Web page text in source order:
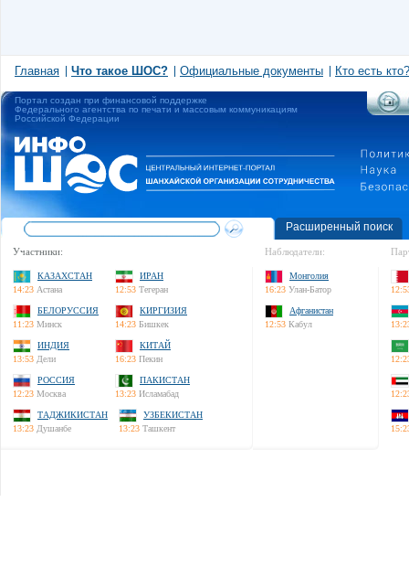
Главная Что такое ШОС? Официальные документы Кто есть кто?
Портал создан при финансовой поддержке
Федерального агентства по печати и массовым коммуникациям
Российской Федерации
Расширенный поиск
Участники:
КАЗАХСТАН
14:23 Астана
ИРАН
12:53 Тегеран
БЕЛОРУССИЯ
11:23 Минск
КИРГИЗИЯ
14:23 Бишкек
ИНДИЯ
13:53 Дели
КИТАЙ
16:23 Пекин
РОССИЯ
12:23 Москва
ПАКИСТАН
13:23 Исламабад
ТАДЖИКИСТАН
13:23 Душанбе
УЗБЕКИСТАН
13:23 Ташкент
Наблюдатели:
Монголия
16:23 Улан-Батор
Афганистан
12:53 Кабул